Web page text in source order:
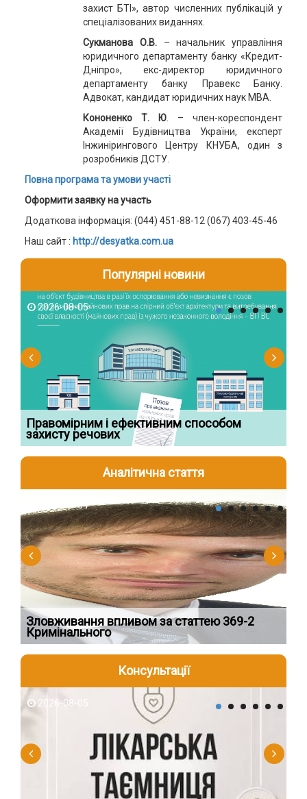
захист БТІ», автор численних публікацій у
спеціалізованих виданнях.
Сукманова О.В.– начальник управління
юридичного департаменту банку «Кредит-
Дніпро», екс-директор юридичного
департаменту банку Правекс Банку.
Адвокат, кандидат юридичних наук МВА.
Кононенко Т. Ю . – член-кореспондент
Академії Будівництва України, експерт
Інжинірингового Центру КНУБА, один з
розробників ДСТУ.
Повна програма та умови участі
Оформити заявку на участь
Додаткова інформація: (044) 451-88-12 (067) 403-45-46
Наш сайт : http://desyatka.com.ua
Популярні новини
2026-08-05
Правомірним і ефективним способом
захисту речових
Аналітична стаття
2026-08-04
Зловживання впливом за статтею 369-2
Кримінального
Консультації
2026-08-05